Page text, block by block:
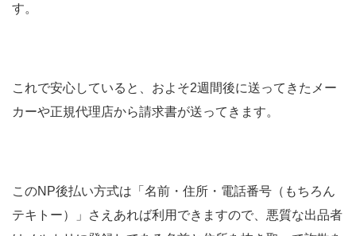
す。
これで安心していると、およそ2週間後に送ってきたメー
カーや正規代理店から請求書が送ってきます。
このNP後払い方式は「名前・住所・電話番号（もちろん
テキトー）」さえあれば利用できますので、悪質な出品者